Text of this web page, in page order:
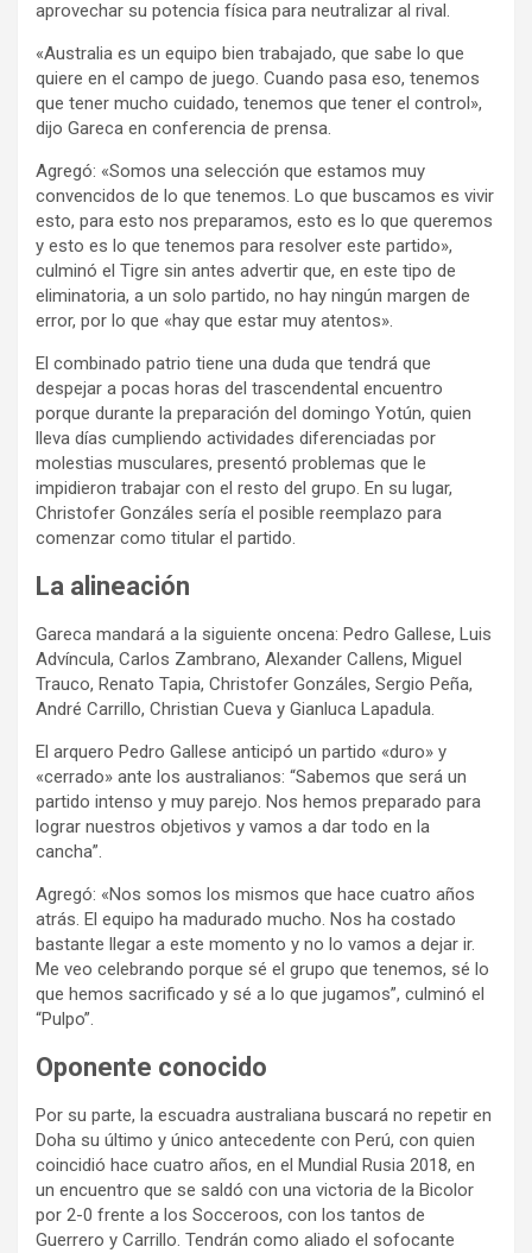
aprovechar su potencia física para neutralizar al rival.
«Australia es un equipo bien trabajado, que sabe lo que
quiere en el campo de juego. Cuando pasa eso, tenemos
que tener mucho cuidado, tenemos que tener el control»,
dijo Gareca en conferencia de prensa.
Agregó: «Somos una selección que estamos muy
convencidos de lo que tenemos. Lo que buscamos es vivir
esto, para esto nos preparamos, esto es lo que queremos
y esto es lo que tenemos para resolver este partido»,
culminó el Tigre sin antes advertir que, en este tipo de
eliminatoria, a un solo partido, no hay ningún margen de
error, por lo que «hay que estar muy atentos».
El combinado patrio tiene una duda que tendrá que
despejar a pocas horas del trascendental encuentro
porque durante la preparación del domingo Yotún, quien
lleva días cumpliendo actividades diferenciadas por
molestias musculares, presentó problemas que le
impidieron trabajar con el resto del grupo. En su lugar,
Christofer Gonzáles sería el posible reemplazo para
comenzar como titular el partido.
La alineación
Gareca mandará a la siguiente oncena: Pedro Gallese, Luis
Advíncula, Carlos Zambrano, Alexander Callens, Miguel
Trauco, Renato Tapia, Christofer Gonzáles, Sergio Peña,
André Carrillo, Christian Cueva y Gianluca Lapadula.
El arquero Pedro Gallese anticipó un partido «duro» y
«cerrado» ante los australianos: “Sabemos que será un
partido intenso y muy parejo. Nos hemos preparado para
lograr nuestros objetivos y vamos a dar todo en la
cancha”.
Agregó: «Nos somos los mismos que hace cuatro años
atrás. El equipo ha madurado mucho. Nos ha costado
bastante llegar a este momento y no lo vamos a dejar ir.
Me veo celebrando porque sé el grupo que tenemos, sé lo
que hemos sacrificado y sé a lo que jugamos”, culminó el
“Pulpo”.
Oponente conocido
Por su parte, la escuadra australiana buscará no repetir en
Doha su último y único antecedente con Perú, con quien
coincidió hace cuatro años, en el Mundial Rusia 2018, en
un encuentro que se saldó con una victoria de la Bicolor
por 2-0 frente a los Socceroos, con los tantos de
Guerrero y Carrillo. Tendrán como aliado el sofocante